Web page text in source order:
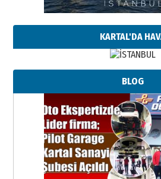
KARTAL'DA
BLOG